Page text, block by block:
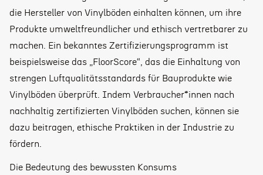
die Hersteller von Vinylböden einhalten können, um ihre
Produkte umweltfreundlicher und ethisch vertretbarer zu
machen. Ein bekanntes Zertifizierungsprogramm ist
beispielsweise das „FloorScore“, das die Einhaltung von
strengen Luftqualitätsstandards für Bauprodukte wie
Vinylböden überprüft. Indem Verbraucher*innen nach
nachhaltig zertifizierten Vinylböden suchen, können sie
dazu beitragen, ethische Praktiken in der Industrie zu
fördern.
Die Bedeutung des bewussten Konsums